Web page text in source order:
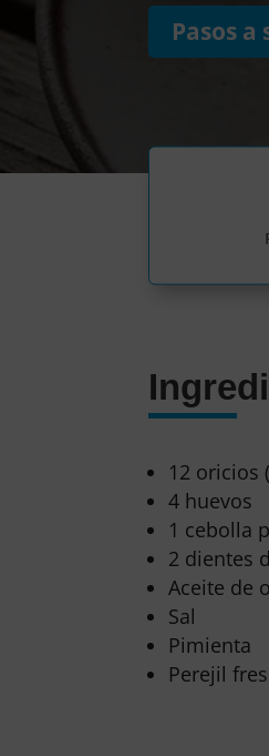
Pasos a
12 oricios
4 huevos
1 cebolla
2 dientes
Aceite de
Sal
Pimienta
Perejil